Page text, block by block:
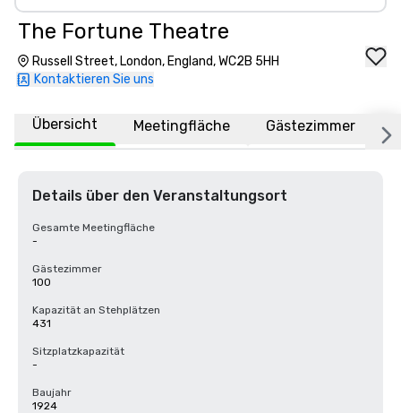
The Fortune Theatre
Russell Street, London, England, WC2B 5HH
Kontaktieren Sie uns
Übersicht Meetingfläche Gästezimmer
Details über den Veranstaltungsort
Gesamte Meetingfläche
-
Gästezimmer
100
Kapazität an Stehplätzen
431
Sitzplatzkapazität
-
Baujahr
1924